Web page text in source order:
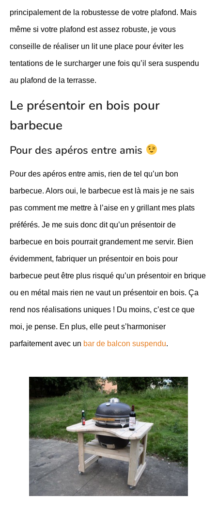
principalement de la robustesse de votre plafond. Mais
même si votre plafond est assez robuste, je vous
conseille de réaliser un lit une place pour éviter les
tentations de le surcharger une fois qu’il sera suspendu
au plafond de la terrasse.
Le présentoir en bois pour
barbecue
Pour des apéros entre amis
Pour des apéros entre amis, rien de tel qu’un bon
barbecue. Alors oui, le barbecue est là mais je ne sais
pas comment me mettre à l’aise en y grillant mes plats
préférés. Je me suis donc dit qu’un présentoir de
barbecue en bois pourrait grandement me servir. Bien
évidemment, fabriquer un présentoir en bois pour
barbecue peut être plus risqué qu’un présentoir en brique
ou en métal mais rien ne vaut un présentoir en bois. Ça
rend nos réalisations uniques ! Du moins, c’est ce que
moi, je pense. En plus, elle peut s’harmoniser
parfaitement avec un bar de balcon suspendu.